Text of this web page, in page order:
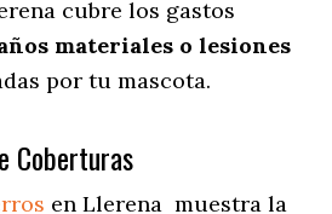
cubre los gastos
materiales o lesiones
por tu mascota.
Coberturas
en Llerena muestra la